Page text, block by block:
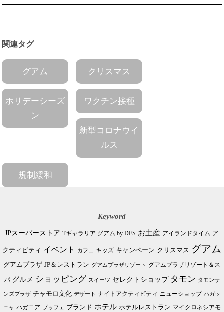
関連タグ
グアム クリスマス
ホリデーシーズ
ン
ワクチン接種
新型コロナウイ
ルス
規制緩和
Keyword
JPスーパーストア Tギャラリア グアム by DFS お土産 アイランドタイム ア
クティビティ イベント カフェ キッズ キャンペーン クリスマス グアム
グアムプラザ-JP＆レストラン グアムプラザリゾート グアムプラザリゾート＆ス
パ グルメ ショッピング スイーツ セレクトショップ タモン タモンサ
ンズプラザ チャモロ文化 デザート ナイトアクティビティ ニューショップ ハガッ
ニャ ハガニア ブッフェ ブランド ホテル ホテルレストラン マイクロネシアモ